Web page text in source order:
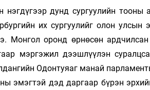
нэгдүгээр дунд сургуулийн
их сургуулийг олон
Монгол оронд өрнөсөн
мэргэжил дээшлүүлэн
Одон­туяаг манай
эмэгтэй дэд даргаар бүрэн